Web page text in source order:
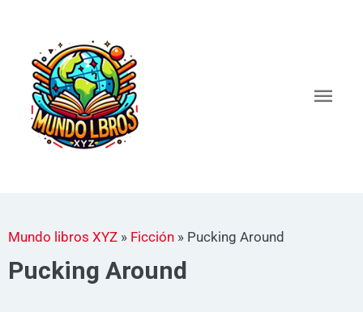
contenido
Mundo libros XYZ » Ficción » Pucking Around
Pucking Around